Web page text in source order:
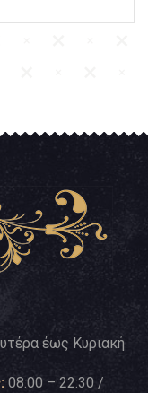
έως Κυριακή
08:00 – 22:30 /